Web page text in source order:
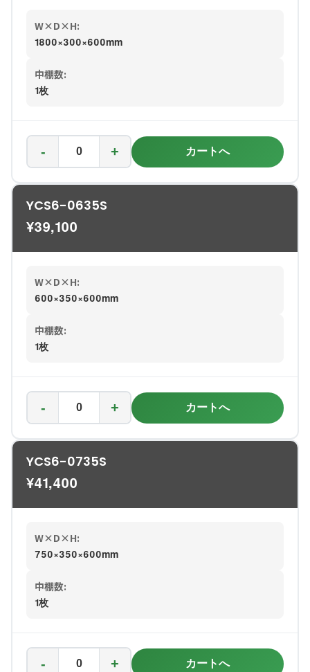
W×D×H:
1800×300×600mm
中棚数:
1枚
- + カートへ
YCS6-0635S
¥39,100
W×D×H:
600×350×600mm
中棚数:
1枚
- + カートへ
YCS6-0735S
¥41,400
W×D×H:
750×350×600mm
中棚数:
1枚
- + カートへ